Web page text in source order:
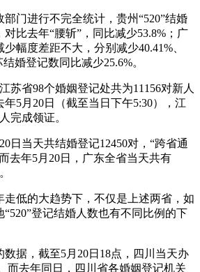
门进行不完全统计，贵州“520”结婚
比去年“腰斩”，同比减少53.8%；广
幅度差距不大，分别减少40.41%、
婚登记数同比减少25.6%。
苏省98个婚姻登记处共为11156对新人
5月20日（截至当日下午5:30），江
完成领证。
日当天共结婚登记12450对，“跨省通
去年5月20日，广东全省当天共有
走低的大趋势下，不仅是上述两省，如
“520”登记结婚人数也有不同比例的下
据，截至5月20日18点，四川当天办
而去年同日，四川省各婚姻登记机关